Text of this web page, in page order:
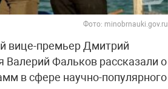
Фото: minobrnauki.gov.ru
вице-премьер Дмитрий
Фальков рассказали о
в сфере научно-популярного